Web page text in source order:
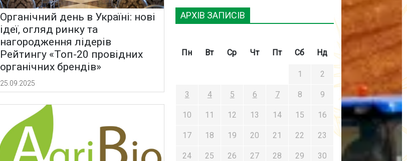
АРХІВ ЗАПИСІВ
Пн Вт Ср Чт Пт Сб Нд
1 2
3 4 5 6 7 8 9
10 11 12 13 14 15 16
17 18 19 20 21 22 23
24 25 26 27 28 29 30
Органічний день в Україні: нові
ідеї, огляд ринку та
нагородження лідерів
Рейтингу «Топ-20 провідних
органічних брендів»
25.09.2025